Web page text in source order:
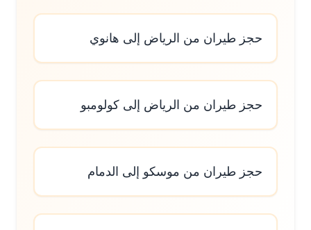
حجز طيران من الرياض إلى هانوي
حجز طيران من الرياض إلى كولومبو
حجز طيران من موسكو إلى الدمام